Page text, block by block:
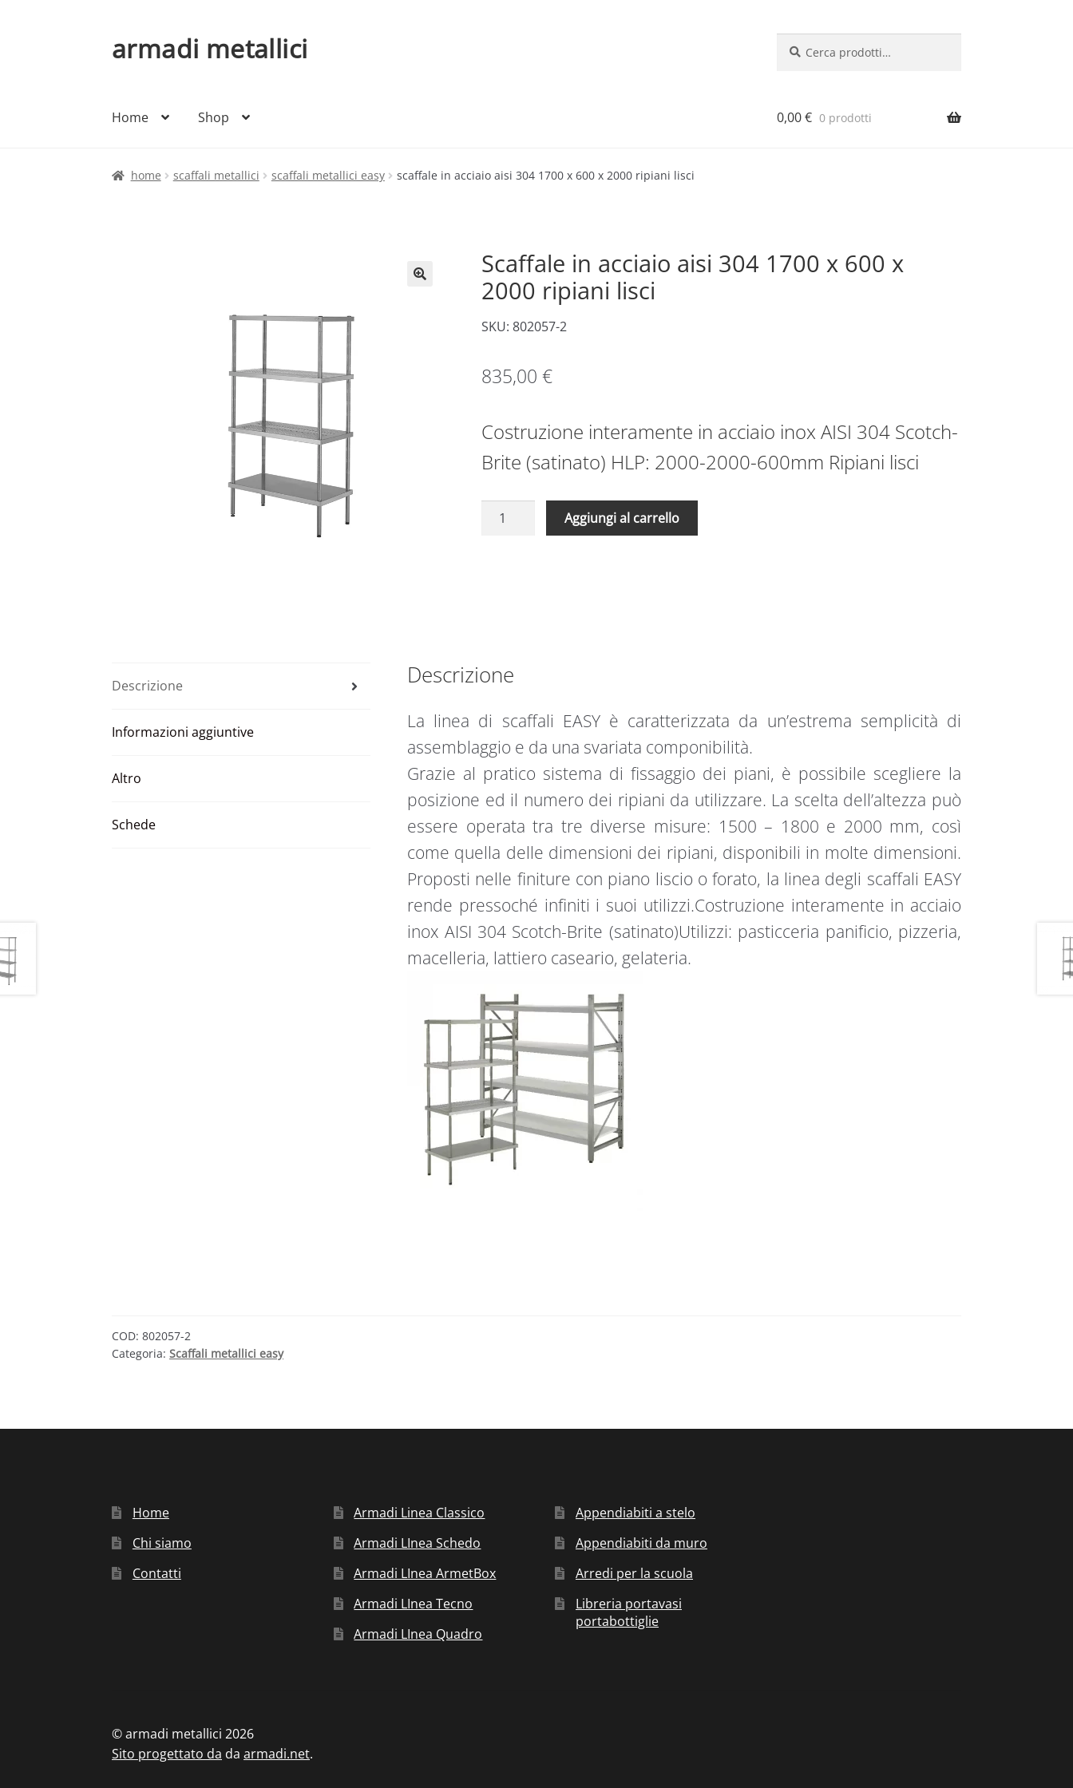
Vai
alla
Vai
al
armadi metallici
Home Shop 0,00€ 0 prodotti
home scaffali metallici scaffali metallici easy scaffale in acciaio aisi 304 1700 x 600 x 2000 ripiani lisci
Scaffale in acciaio aisi 304 1700 x 600 x
2000 ripiani lisci
SKU: 802057-2
835,00 €
Costruzione interamente in acciaio inox AISI 304 Scotch-
Brite (satinato) HLP: 2000-2000-600mm Ripiani lisci
Scaffale
x
2000
lisci
quantità
Aggiungi al carrello
:
Descrizione
Informazioni aggiuntive
Altro
Schede
Descrizione
La linea di scaffali EASY è caratterizzata da un’estrema semplicità di
assemblaggio e da una svariata componibilità.
Grazie al pratico sistema di fissaggio dei piani, è possibile scegliere la
posizione ed il numero dei ripiani da utilizzare. La scelta dell’altezza può
essere operata tra tre diverse misure: 1500 – 1800 e 2000 mm, così
come quella delle dimensioni dei ripiani, disponibili in molte dimensioni.
Proposti nelle finiture con piano liscio o forato, la linea degli scaffali EASY
rende pressoché infiniti i suoi utilizzi.Costruzione interamente in acciaio
inox AISI 304 Scotch-Brite (satinato)Utilizzi: pasticceria panificio, pizzeria,
macelleria, lattiero caseario, gelateria.
COD:802057-2
Categoria:Scaffali metallici easy
Home
Chi siamo
Contatti
Armadi Linea Classico
Armadi LInea Schedo
Armadi LInea ArmetBox
Armadi LInea Tecno
Armadi LInea Quadro
Appendiabiti a stelo
Appendiabiti da muro
Arredi per la scuola
Libreria portavasi
portabottiglie
© armadi metallici 2026
Sito progettato da daarmadi.net.